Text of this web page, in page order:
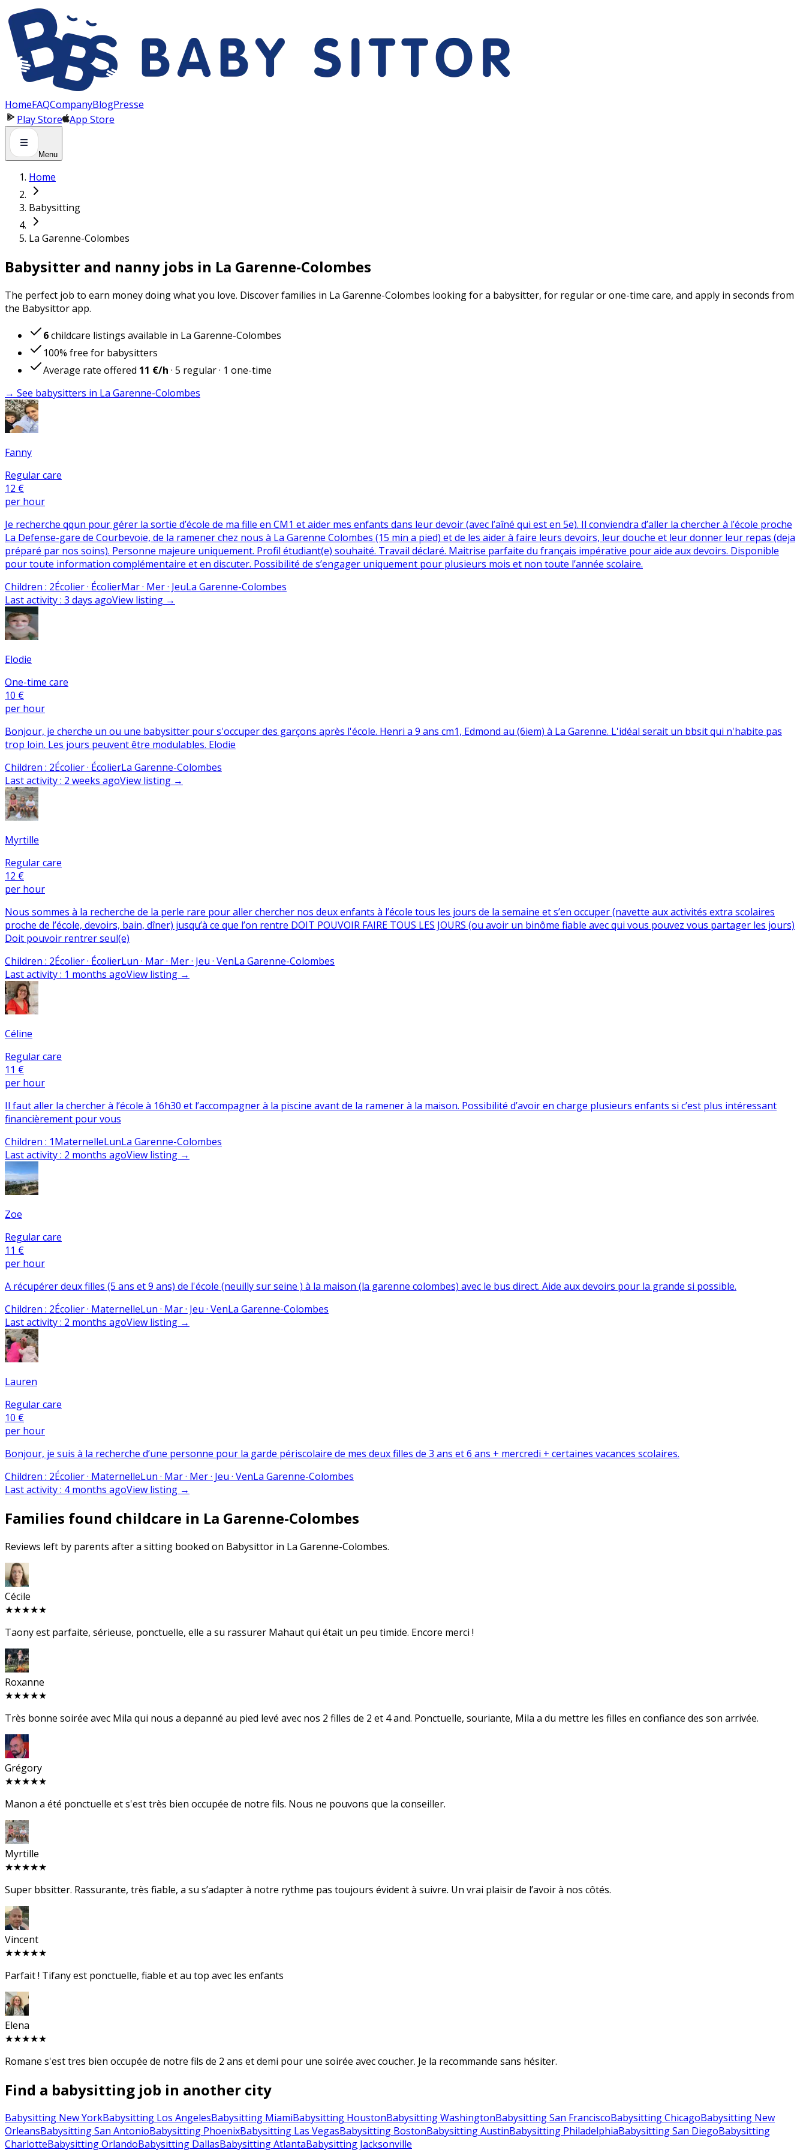
HomeFAQCompanyBlogPresse
Play Store App Store
Menu
Home
Babysitting
La Garenne-Colombes
Babysitter and nanny jobs in La Garenne-Colombes
The perfect job to earn money doing what you love. Discover families in La Garenne-Colombes looking for a babysitter, for regular or one-time care, and apply in seconds from
the Babysittor app.
6childcare listings available in La Garenne-Colombes
100% free for babysitters
Average rate offered 11 €/h · 5 regular· 1 one-time
→ See babysitters in La Garenne-Colombes
Fanny
Regular care
12 €
per hour
Je recherche qqun pour gérer la sortie d’école de ma fille en CM1 et aider mes enfants dans leur devoir (avec l’aîné qui est en 5e). Il conviendra d’aller la chercher à l’école proche
La Defense-gare de Courbevoie, de la ramener chez nous à La Garenne Colombes (15 min a pied) et de les aider à faire leurs devoirs, leur douche et leur donner leur repas (deja
préparé par nos soins). Personne majeure uniquement. Profil étudiant(e) souhaité. Travail déclaré. Maitrise parfaite du français impérative pour aide aux devoirs. Disponible
pour toute information complémentaire et en discuter. Possibilité de s’engager uniquement pour plusieurs mois et non toute l’année scolaire.
Children : 2Écolier · ÉcolierMar · Mer · JeuLa Garenne-Colombes
Last activity: 3 days agoView listing →
Elodie
One-time care
10 €
per hour
Bonjour, je cherche un ou une babysitter pour s'occuper des garçons après l'école. Henri a 9 ans cm1, Edmond au (6iem) à La Garenne. L'idéal serait un bbsit qui n'habite pas
trop loin. Les jours peuvent être modulables. Elodie
Children : 2Écolier · ÉcolierLa Garenne-Colombes
Last activity: 2 weeks agoView listing →
Myrtille
Regular care
12 €
per hour
Nous sommes à la recherche de la perle rare pour aller chercher nos deux enfants à l’école tous les jours de la semaine et s’en occuper (navette aux activités extra scolaires
proche de l’école, devoirs, bain, dîner) jusqu’à ce que l’on rentre DOIT POUVOIR FAIRE TOUS LES JOURS (ou avoir un binôme fiable avec qui vous pouvez vous partager les jours)
Doit pouvoir rentrer seul(e)
Children : 2Écolier · ÉcolierLun · Mar · Mer · Jeu · VenLa Garenne-Colombes
Last activity: 1 months agoView listing →
Céline
Regular care
11 €
per hour
Il faut aller la chercher à l’école à 16h30 et l’accompagner à la piscine avant de la ramener à la maison. Possibilité d’avoir en charge plusieurs enfants si c’est plus intéressant
financièrement pour vous
Children : 1MaternelleLunLa Garenne-Colombes
Last activity: 2 months agoView listing →
Zoe
Regular care
11 €
per hour
A récupérer deux filles (5 ans et 9 ans) de l'école (neuilly sur seine ) à la maison (la garenne colombes) avec le bus direct. Aide aux devoirs pour la grande si possible.
Children : 2Écolier · MaternelleLun · Mar · Jeu · VenLa Garenne-Colombes
Last activity: 2 months agoView listing →
Lauren
Regular care
10 €
per hour
Bonjour, je suis à la recherche d’une personne pour la garde périscolaire de mes deux filles de 3 ans et 6 ans + mercredi + certaines vacances scolaires.
Children : 2Écolier · MaternelleLun · Mar · Mer · Jeu · VenLa Garenne-Colombes
Last activity: 4 months agoView listing →
Families found childcare in La Garenne-Colombes
Reviews left by parents after a sitting booked on Babysittor in La Garenne-Colombes.
Cécile
★★★★★
Taony est parfaite, sérieuse, ponctuelle, elle a su rassurer Mahaut qui était un peu timide. Encore merci !
Roxanne
★★★★★
Très bonne soirée avec Mila qui nous a depanné au pied levé avec nos 2 filles de 2 et 4 and. Ponctuelle, souriante, Mila a du mettre les filles en confiance des son arrivée.
Grégory
★★★★★
Manon a été ponctuelle et s'est très bien occupée de notre fils. Nous ne pouvons que la conseiller.
Myrtille
★★★★★
Super bbsitter. Rassurante, très fiable, a su s’adapter à notre rythme pas toujours évident à suivre. Un vrai plaisir de l’avoir à nos côtés.
Vincent
★★★★★
Parfait ! Tifany est ponctuelle, fiable et au top avec les enfants
Elena
★★★★★
Romane s'est tres bien occupée de notre fils de 2 ans et demi pour une soirée avec coucher. Je la recommande sans hésiter.
Find a babysitting job in another city
Babysitting New YorkBabysitting Los AngelesBabysitting MiamiBabysitting HoustonBabysitting WashingtonBabysitting San FranciscoBabysitting ChicagoBabysitting New
OrleansBabysitting San AntonioBabysitting PhoenixBabysitting Las VegasBabysitting BostonBabysitting AustinBabysitting PhiladelphiaBabysitting San DiegoBabysitting
CharlotteBabysitting OrlandoBabysitting DallasBabysitting AtlantaBabysitting Jacksonville
Panneau de gestion des cookies